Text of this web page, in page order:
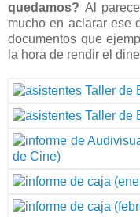
quedamos? Al
mucho en aclarar ese
documentos que
la hora de rendir el